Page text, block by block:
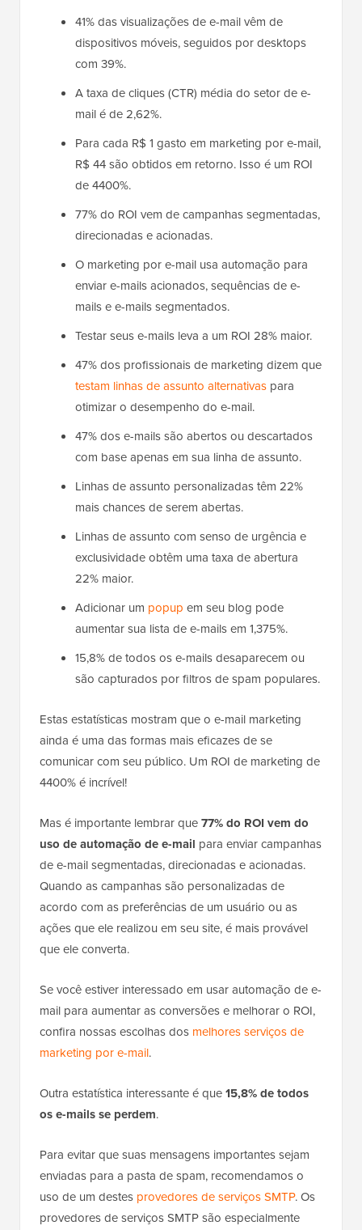
41% das visualizações de e-mail vêm de
dispositivos móveis, seguidos por desktops
com 39%.
A taxa de cliques (CTR) média do setor de e-
mail é de 2,62%.
Para cada R$ 1 gasto em marketing por e-mail,
R$ 44 são obtidos em retorno. Isso é um ROI
de 4400%.
77% do ROI vem de campanhas segmentadas,
direcionadas e acionadas.
O marketing por e-mail usa automação para
enviar e-mails acionados, sequências de e-
mails e e-mails segmentados.
Testar seus e-mails leva a um ROI 28% maior.
47% dos profissionais de marketing dizem que
testam linhas de assunto alternativas para
otimizar o desempenho do e-mail.
47% dos e-mails são abertos ou descartados
com base apenas em sua linha de assunto.
Linhas de assunto personalizadas têm 22%
mais chances de serem abertas.
Linhas de assunto com senso de urgência e
exclusividade obtêm uma taxa de abertura
22% maior.
Adicionar um popup em seu blog pode
aumentar sua lista de e-mails em 1,375%.
15,8% de todos os e-mails desaparecem ou
são capturados por filtros de spam populares.
Estas estatísticas mostram que o e-mail marketing
ainda é uma das formas mais eficazes de se
comunicar com seu público. Um ROI de marketing de
4400% é incrível!
Mas é importante lembrar que77% do ROI vem do
uso de automação de e-mail para enviar campanhas
de e-mail segmentadas, direcionadas e acionadas.
Quando as campanhas são personalizadas de
acordo com as preferências de um usuário ou as
ações que ele realizou em seu site, é mais provável
que ele converta.
Se você estiver interessado em usar automação de e-
mail para aumentar as conversões e melhorar o ROI,
confira nossas escolhas dos melhores serviços de
marketing por e-mail.
Outra estatística interessante é que15,8% de todos
os e-mails se perdem.
Para evitar que suas mensagens importantes sejam
enviadas para a pasta de spam, recomendamos o
uso de um destes provedores de serviços SMTP. Os
provedores de serviços SMTP são especialmente